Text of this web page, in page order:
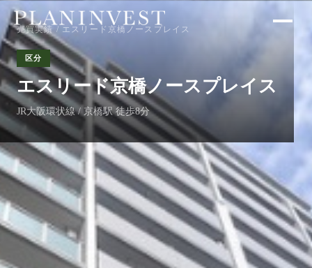
売買実績 / エスリード京橋ノースプレイス
区分
エスリード京橋ノースプレイス
JR大阪環状線 / 京橋駅 徒歩8分